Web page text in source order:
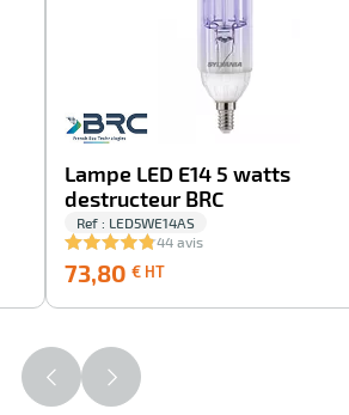
Lampe LED E14 5 watts
destructeur BRC
Ref : LED5WE14AS
44 avis
73,80 € HT
HT